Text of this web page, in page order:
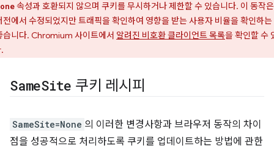
속성과 호환되지 않으며 쿠키를 무시하거나 제한할 수 있습니다. 이 동작
전에서 수정되었지만 트래픽을 확인하여 영향을 받는 사용자 비율을 확인하는
습니다. Chromium 사이트에서 알려진 비호환 클라이언트 목록을 확인할 수
SameSite 쿠키 레시피
SameSite=None 의 이러한 변경사항과 브라우저 동작의 차이
점을 성공적으로 처리하도록 쿠키를 업데이트하는 방법에 관한